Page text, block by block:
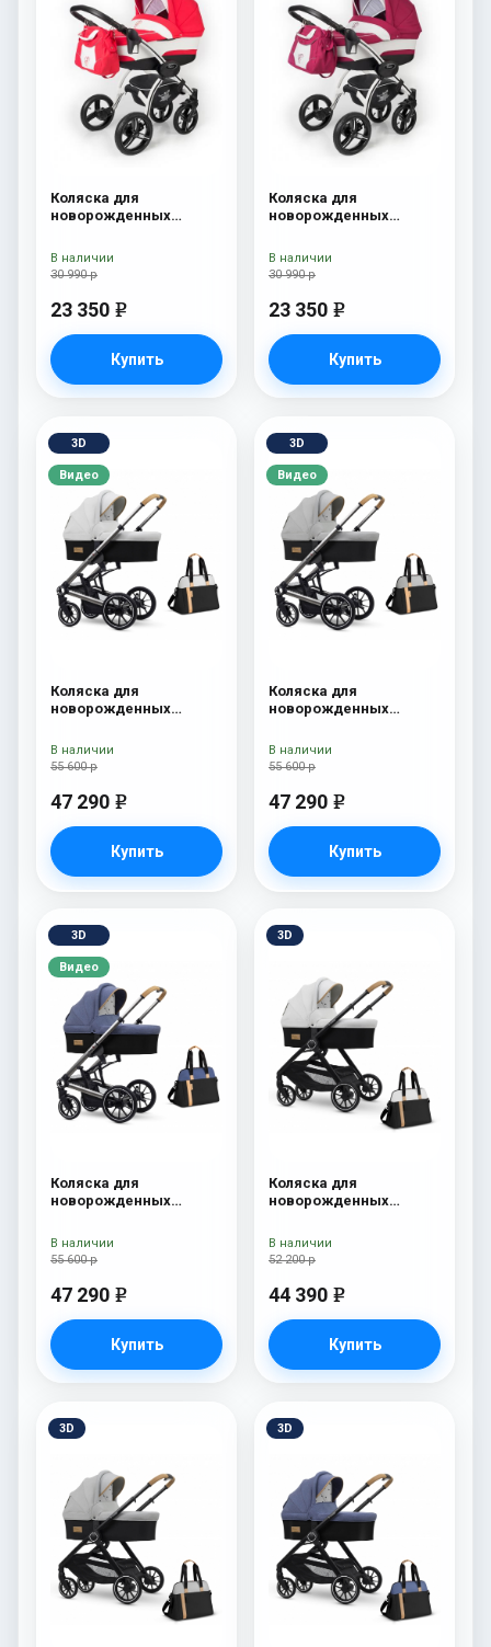
Коляска для
новорожденных
White) Red Lux
30 990 р
23 350 e
Купить
В наличии
Коляска для
новорожденных
White) Borduex
30 990 р
23 350 e
Купить
В наличии
3D
Видео
Коляска для
новорожденных
Sahara
55 600 р
47 290 e
Купить
В наличии
3D
Видео
Коляска для
новорожденных
Grey
55 600 р
47 290 e
Купить
В наличии
3D
Видео
Коляска для
новорожденных
Denim
55 600 р
47 290 e
Купить
В наличии
3D
Коляска для
новорожденных
сумка Sahara
52 200 р
44 390 e
Купить
В наличии
3D 3D